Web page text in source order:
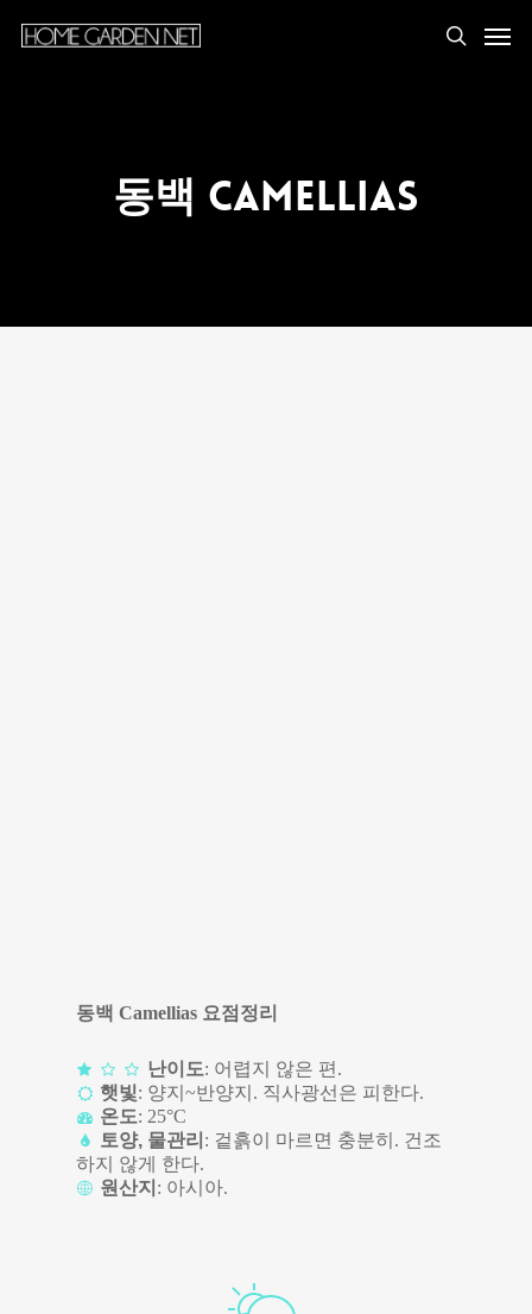
동백 Camellias
동백 Camellias 요점정리
난이도: 어렵지 않은 편.
햇빛: 양지~반양지. 직사광선은 피한다.
온도: 25°C
토양, 물관리 : 겉흙이 마르면 충분히. 건조
하지 않게 한다.
원산지 : 아시아.